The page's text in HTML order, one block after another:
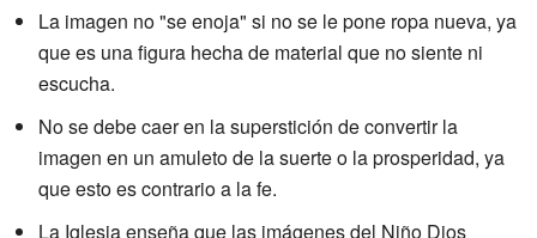
La imagen no "se enoja" si no se le pone ropa nueva, ya
que es una figura hecha de material que no siente ni
escucha.
No se debe caer en la superstición de convertir la
imagen en un amuleto de la suerte o la prosperidad, ya
que esto es contrario a la fe.
La Iglesia enseña que las imágenes del Niño Dios